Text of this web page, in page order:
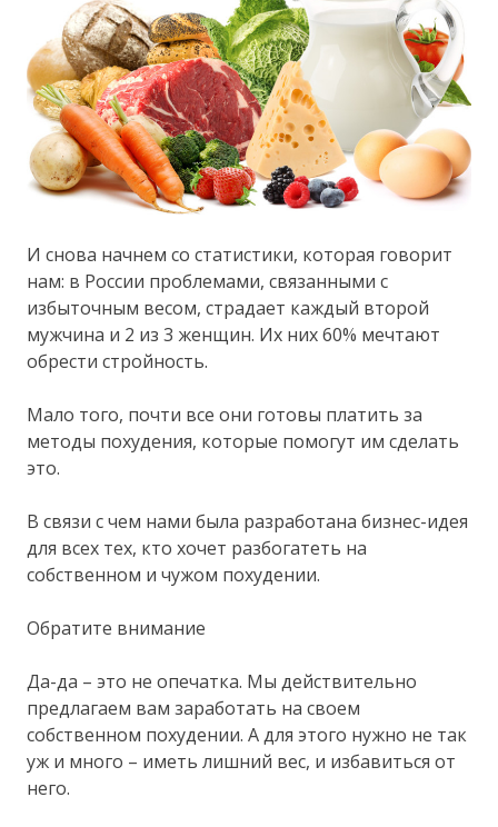
И снова начнем со статистики, которая говорит
нам: в России проблемами, связанными с
избыточным весом, страдает каждый второй
мужчина и 2 из 3 женщин. Их них 60% мечтают
обрести стройность.
Мало того, почти все они готовы платить за
методы похудения, которые помогут им сделать
это.
В связи с чем нами была разработана бизнес-идея
для всех тех, кто хочет разбогатеть на
собственном и чужом похудении.
Обратите внимание
Да-да – это не опечатка. Мы действительно
предлагаем вам заработать на своем
собственном похудении. А для этого нужно не так
уж и много – иметь лишний вес, и избавиться от
него.